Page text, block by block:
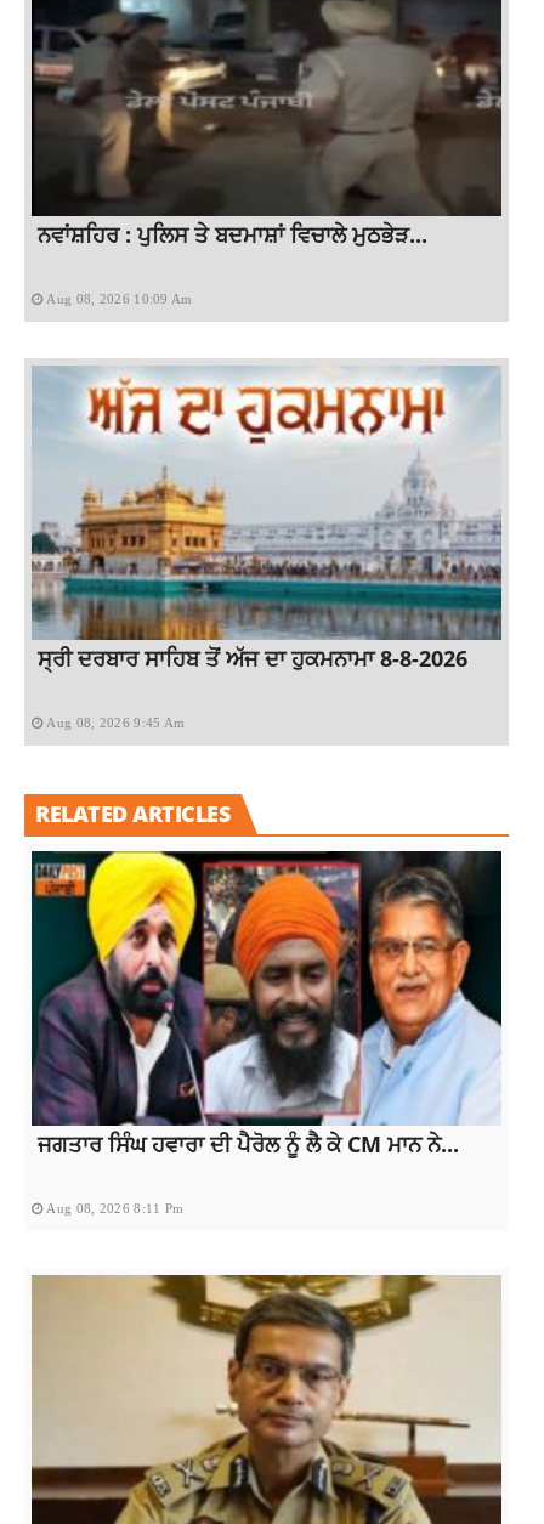
ਨਵਾਂਸ਼ਹਿਰ : ਪੁਲਿਸ ਤੇ ਬਦਮਾਸ਼ਾਂ ਵਿਚਾਲੇ ਮੁਠਭੇੜ...
Aug 08, 2026 10:09 Am
ਸ੍ਰੀ ਦਰਬਾਰ ਸਾਹਿਬ ਤੋਂ ਅੱਜ ਦਾ ਹੁਕਮਨਾਮਾ 8-8-2026
Aug 08, 2026 9:45 Am
RELATED ARTICLES
ਜਗਤਾਰ ਸਿੰਘ ਹਵਾਰਾ ਦੀ ਪੈਰੋਲ ਨੂੰ ਲੈ ਕੇ CM ਮਾਨ ਨੇ...
Aug 08, 2026 8:11 Pm